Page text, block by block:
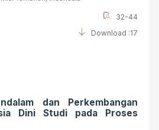
32-44
Download :17
dan Perkembangan
Dini
Studi pada Proses